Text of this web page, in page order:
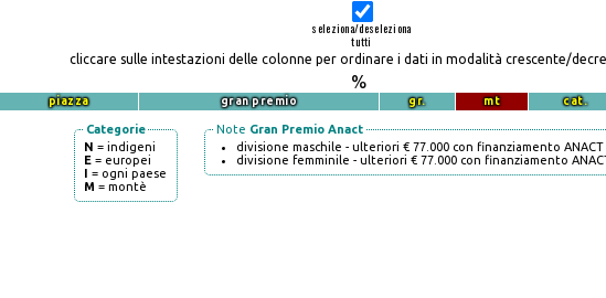
seleziona/deseleziona
tutti
cliccare sulle intestazioni delle colonne per ordinare i dati in modalità crescente/
%
piazza gran premio gr. mt cat.
Categorie
N = indigeni
E = europei
I = ogni paese
M = montè
Note Gran Premio Anact
divisione maschile - ulteriori € 77.000 con finanziamento ANACT
divisione femminile - ulteriori € 77.000 con finanziamento